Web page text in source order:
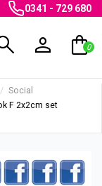
0341 - 729 680
person shopping_bag
0
Social
F 2x2cm set